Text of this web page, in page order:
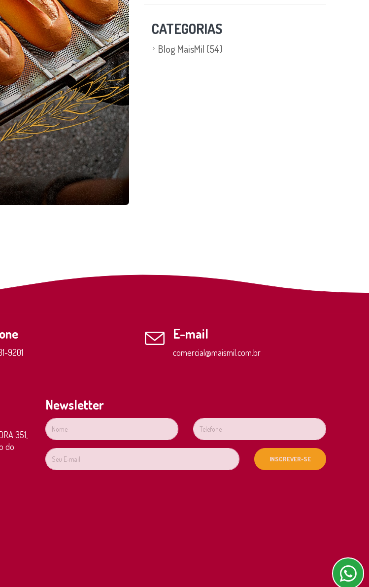
CATEGORIAS
Blog MaisMil (54)
9201
E-mail
comercial@maismil.com.br
351,
do
Newsletter
INSCREVER-SE